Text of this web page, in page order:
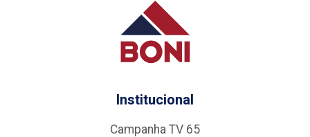
Institucional
Campanha TV 65